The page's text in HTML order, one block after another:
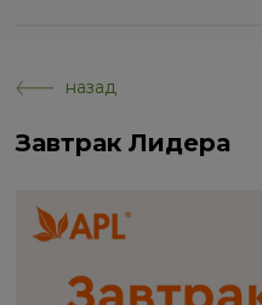
назад
Завтрак Лидера